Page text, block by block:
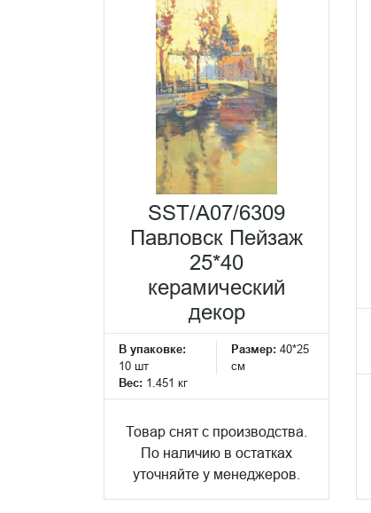
SST/A07/6309
Павловск Пейзаж
25*40
керамический
декор
В упаковке:
10 шт
Размер: 40*25
см
Вес: 1.451 кг
Товар снят с производства.
По наличию в остатках
уточняйте у менеджеров.